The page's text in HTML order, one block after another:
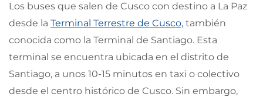
Los buses que salen de Cusco con destino a La Paz
desde la Terminal Terrestre de Cusco, también
conocida como la Terminal de Santiago. Esta
terminal se encuentra ubicada en el distrito de
Santiago, a unos 10-15 minutos en taxi o colectivo
desde el centro histórico de Cusco. Sin embargo,